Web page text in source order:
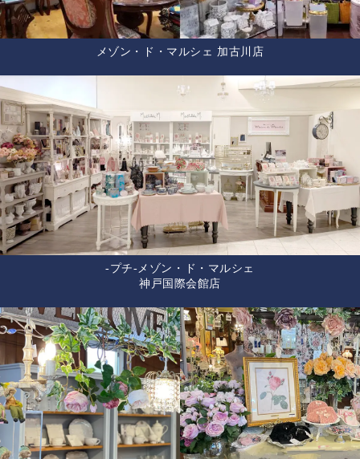
メゾン・ド・マルシェ 加古川店
-プチ-メゾン・ド・マルシェ
神戸国際会館店